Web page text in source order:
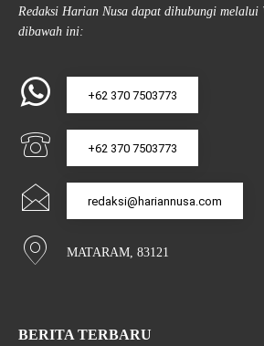
Redaksi Harian Nusa dapat dihubungi melalui
dibawah ini:
+62 370 7503773
+62 370 7503773
redaksi@hariannusa.com
MATARAM, 83121
BERITA TERBARU